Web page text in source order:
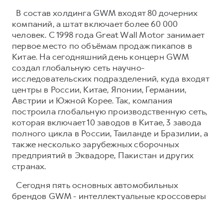
В состав холдинга GWM входят 80 дочерних
компаний, а штат включает более 60 000
человек. С 1998 года Great Wall Motor занимает
первое место по объёмам продаж пикапов в
Китае. На сегодняшний день концерн GWM
создал глобальную сеть научно-
исследовательских подразделений, куда входят
центры в России, Китае, Японии, Германии,
Австрии и Южной Корее. Так, компания
построила глобальную производственную сеть,
которая включает 10 заводов в Китае, 3 завода
полного цикла в России, Таиланде и Бразилии, а
также несколько зарубежных сборочных
предприятий в Эквадоре, Пакистан и других
странах.
Сегодня пять основных автомобильных
брендов GWM - интеллектуальные кроссоверы